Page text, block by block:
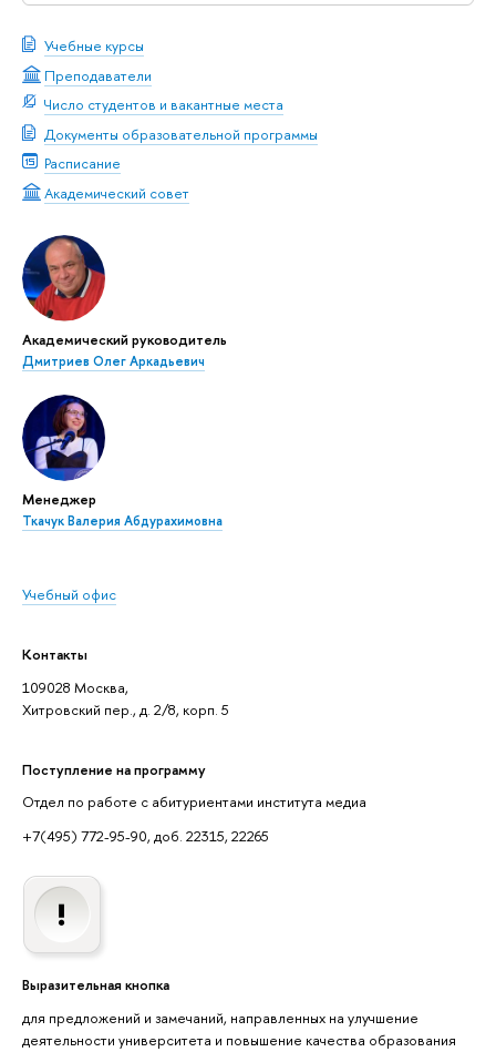
Учебные курсы
Преподаватели
Число студентов и вакантные места
Документы образовательной программы
Расписание
Академический совет
Академический руководитель
Дмитриев Олег Аркадьевич
Менеджер
Ткачук Валерия Абдурахимовна
Учебный офис
Контакты
109028 Москва,
Хитровский пер., д. 2/8, корп. 5
Поступление на программу
Отдел по работе с абитуриентами института медиа
+7(495) 772-95-90, доб. 22315, 22265
Выразительная кнопка
для предложений и замечаний, направленных на улучшение
деятельности университета и повышение качества образования